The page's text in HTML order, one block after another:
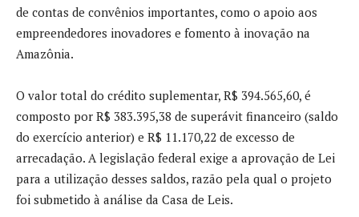
de contas de convênios importantes, como o apoio aos
empreendedores inovadores e fomento à inovação na
Amazônia.
O valor total do crédito suplementar, R$ 394.565,60, é
composto por R$ 383.395,38 de superávit financeiro (saldo
do exercício anterior) e R$ 11.170,22 de excesso de
arrecadação. A legislação federal exige a aprovação de Lei
para a utilização desses saldos, razão pela qual o projeto
foi submetido à análise da Casa de Leis.